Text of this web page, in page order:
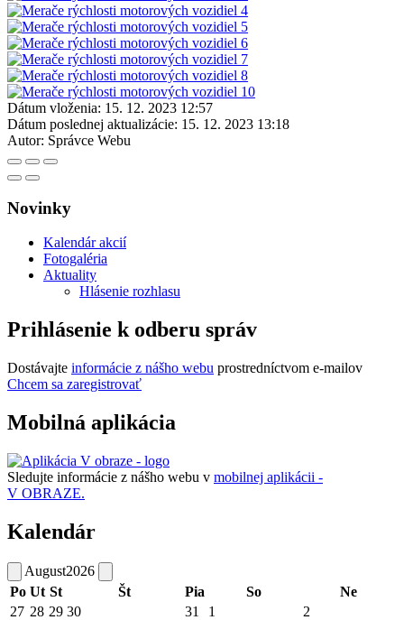
Dátum vloženia: 15. 12. 2023 12:57
Dátum poslednej aktualizácie: 15. 12. 2023 13:18
Autor: Správce Webu
Novinky
Kalendár akcií
Fotogaléria
Aktuality
Hlásenie rozhlasu
Prihlásenie k odberu správ
Dostávajte informácie z nášho webu prostredníctvom e-mailov
Chcem sa zaregistrovať
Mobilná aplikácia
Sledujte informácie z nášho webu v mobilnej aplikácii -
V OBRAZE.
Kalendár
August2026
Po Ut St Št Pia So
Ne
27 28 29 30 31 1
2